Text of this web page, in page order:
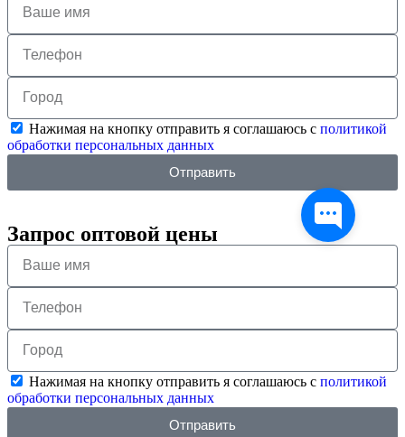
Нажимая на кнопку отправить я соглашаюсь с политикой
обработки персональных данных
Отправить
Запрос оптовой цены
Нажимая на кнопку отправить я соглашаюсь с политикой
обработки персональных данных
Отправить